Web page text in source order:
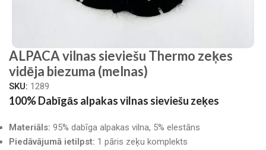
ALPACA vilnas sieviešu Thermo zeķes
vidēja biezuma (melnas)
SKU: 1289
100% Dabīgās alpakas vilnas sieviešu zeķes
Materiāls: 95% dabīga alpakas vilna, 5% elestāns
Piedāvājumā ietilpst: 1 pāris zeķu komplekts